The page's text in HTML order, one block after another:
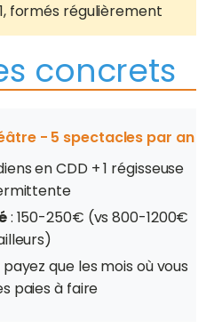
formés régulièrement
concrets
- 5 spectacles par an
en CDD + 1 régisseuse
: 150-250€ (vs 800-1200€
que les mois où vous
paies à faire